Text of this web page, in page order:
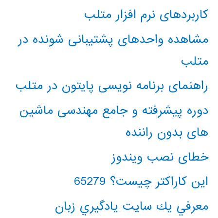
کاربردهای نرم افزار متلب
مشاهده واحدهای پشتیبانی شونده در
متلب
راهنمای برنامه نویسی پایتون در متلب
دوره پیشرفته و جامع مهندسی ماشین
های بدون راننده
خطای نصب ویندوز
این کاراکتر چیست؟ 65279
معرفي يك سايت يادگيري زبان